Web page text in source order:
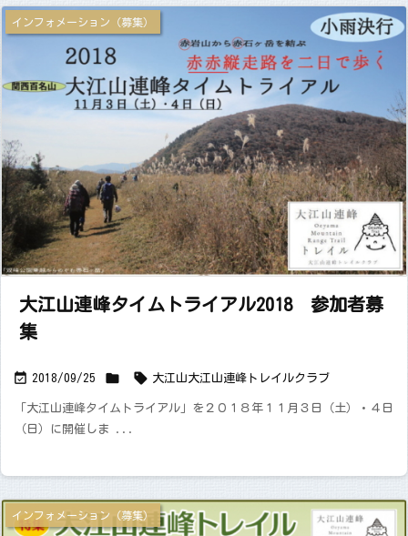
大江山連峰タイムトライアル2018 参加者募
集
 2018/09/25 
インフォメーション（募集）
 大江山大江山連峰トレイルクラブ
「大江山連峰タイムトライアル」を２０１８年１１月３日（土）・４日
（日）に開催しま ...
インフォメーション（募集）